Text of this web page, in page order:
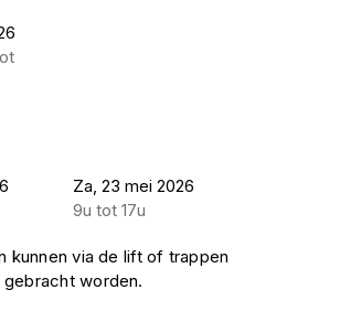
Za, 23 mei 2026
9u tot 17u
kunnen via de lift of trappen
gebracht worden.